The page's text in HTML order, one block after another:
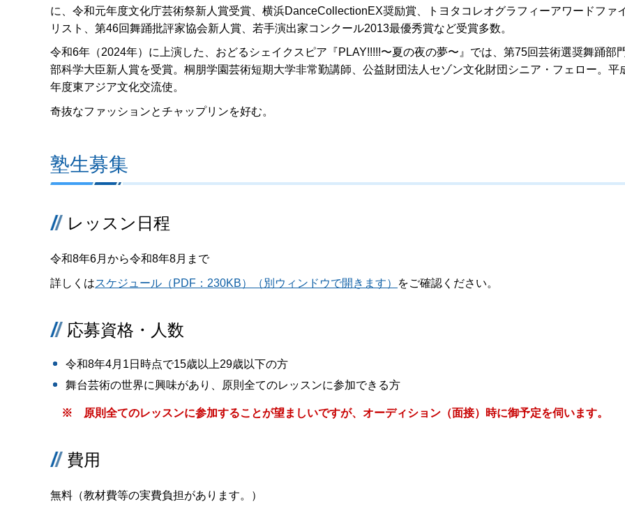
に、令和元年度文化庁芸術祭新人賞受賞、横浜DanceCollectionEX奨励賞、トヨタコレオグラフィーアワードファ
リスト、第46回舞踊批評家協会新人賞、若手演出家コンクール2013最優秀賞など受賞多数。
令和6年（2024年）に上演した、おどるシェイクスピア『PLAY!!!!!〜夏の夜の夢〜』では、第75回芸術選奨舞踊部
部科学大臣新人賞を受賞。桐朋学園芸術短期大学非常勤講師、公益財団法人セゾン文化財団シニア・フェロー。平
年度東アジア文化交流使。
奇抜なファッションとチャップリンを好む。
塾生募集
レッスン日程
令和8年6月から令和8年8月まで
詳しくはスケジュール（PDF：230KB）（別ウィンドウで開きます） をご確認ください。
応募資格・人数
令和8年4月1日時点で15歳以上29歳以下の方
舞台芸術の世界に興味があり、原則全てのレッスンに参加できる方
※ 原則全てのレッスンに参加することが望ましいですが、オーディション（面接）時に御予定を伺います。
費用
無料（教材費等の実費負担があります。）